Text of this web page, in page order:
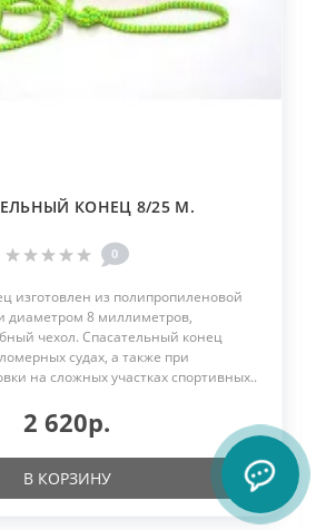
КОНЕЦ 8/25 М.
0
изготовлен из полипропиленовой
диаметром 8 миллиметров,
чехол. Спасательный конец
судах, а также при
на сложных участках спортивных..
2 620р.
В КОРЗИНУ